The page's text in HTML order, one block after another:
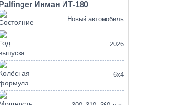
Palfinger Инман ИТ-180
Новый автомобиль
2026
6х4